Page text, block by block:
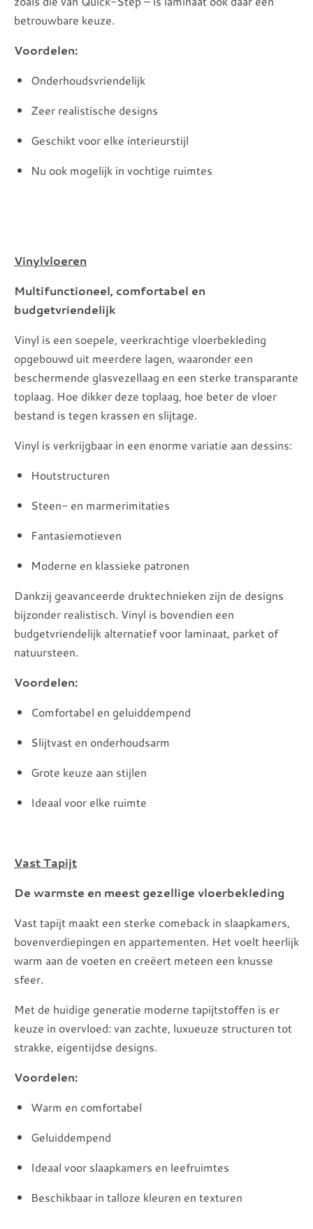
betrouwbare keuze.
Voordelen:
Onderhoudsvriendelijk
Zeer realistische designs
Geschikt voor elke interieurstijl
Nu ook mogelijk in vochtige ruimtes
Vinylvloeren
Multifunctioneel, comfortabel en
budgetvriendelijk
Vinyl is een soepele, veerkrachtige vloerbekleding
opgebouwd uit meerdere lagen, waaronder een
beschermende glasvezellaag en een sterke transparante
toplaag. Hoe dikker deze toplaag, hoe beter de vloer
bestand is tegen krassen en slijtage.
Vinyl is verkrijgbaar in een enorme variatie aan dessins:
Houtstructuren
Steen- en marmerimitaties
Fantasiemotieven
Moderne en klassieke patronen
Dankzij geavanceerde druktechnieken zijn de designs
bijzonder realistisch. Vinyl is bovendien een
budgetvriendelijk alternatief voor laminaat, parket of
natuursteen.
Voordelen:
Comfortabel en geluiddempend
Slijtvast en onderhoudsarm
Grote keuze aan stijlen
Ideaal voor elke ruimte
Vast Tapijt
De warmste en meest gezellige vloerbekleding
Vast tapijt maakt een sterke comeback in slaapkamers,
bovenverdiepingen en appartementen. Het voelt heerlijk
warm aan de voeten en creëert meteen een knusse
sfeer.
Met de huidige generatie moderne tapijtstoffen is er
keuze in overvloed: van zachte, luxueuze structuren tot
strakke, eigentijdse designs.
Voordelen:
Warm en comfortabel
Geluiddempend
Ideaal voor slaapkamers en leefruimtes
Beschikbaar in talloze kleuren en texturen